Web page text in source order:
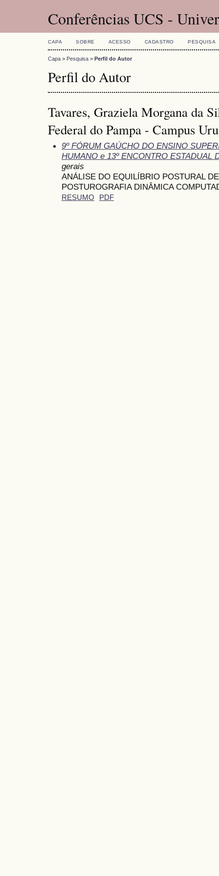
Conferências UCS -
CAPA SOBRE ACESSO CADASTRO PESQUISA
Capa > Pesquisa > Perfil do Autor
Perfil do Autor
Tavares, Graziela Morgana da
Federal do Pampa - Campus
9º FÓRUM GAÚCHO DO ENSINO
HUMANO e 13º ENCONTRO ESTADUAL
gerais
ANÁLISE DO EQUILÍBRIO POSTURAL
POSTUROGRAFIA DINÂMICA
RESUMO PDF